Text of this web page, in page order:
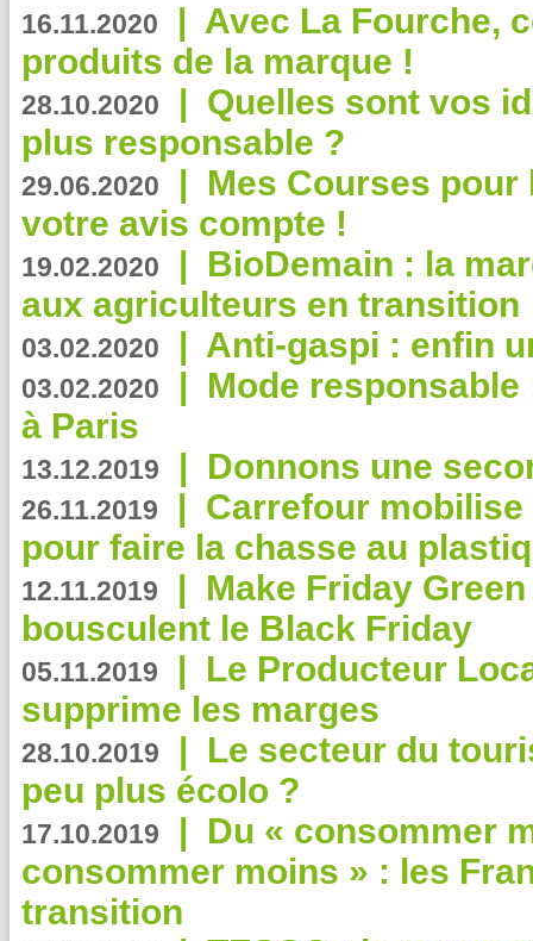
16.11.2020 | Avec La Fourche,
produits de la marque !
28.10.2020 | Quelles sont vos
plus responsable ?
29.06.2020 | Mes Courses pour
votre avis compte !
19.02.2020 | BioDemain : la
aux agriculteurs en transition
03.02.2020 | Anti-gaspi : enfin
03.02.2020 | Mode
à Paris
13.12.2019 | Donnons une
26.11.2019 | Carrefour
pour faire la chasse au
12.11.2019 | Make Friday
bousculent le Black Friday
05.11.2019 | Le Producteur
supprime les marges
28.10.2019 | Le secteur du
peu plus écolo ?
17.10.2019 | Du « consommer
consommer moins » : les
transition